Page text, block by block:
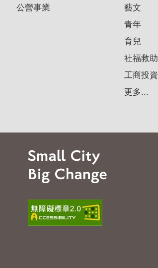
公營事業
藝文
青年
育兒
社福救助
工商投資
更多...